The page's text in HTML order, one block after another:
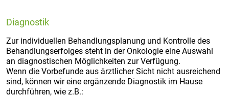
Diagnostik
Zur individuellen Behandlungsplanung und Kontrolle des
Behandlungserfolges steht in der Onkologie eine Auswahl
an diagnostischen Möglichkeiten zur Verfügung.
Wenn die Vorbefunde aus ärztlicher Sicht nicht ausreichend
sind, können wir eine ergänzende Diagnostik im Hause
durchführen, wie z.B.: